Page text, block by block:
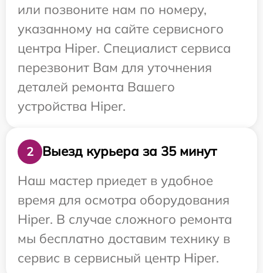
или позвоните нам по номеру,
указанному на сайте сервисного
центра Hiper. Специалист сервиса
перезвонит Вам для уточнения
деталей ремонта Вашего
устройства Hiper.
2
Выезд курьера за 35 минут
Наш мастер приедет в удобное
время для осмотра оборудования
Hiper. В случае сложного ремонта
мы бесплатно доставим технику в
сервис в сервисный центр Hiper.